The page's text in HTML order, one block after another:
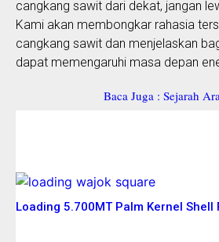
cangkang sawit dari dekat, jangan
Kami akan membongkar rahasia
cangkang sawit dan menjelaskan
dapat memengaruhi masa depan
Baca Juga : Sejarah
Loading 5.700MT Palm Kernel Shell